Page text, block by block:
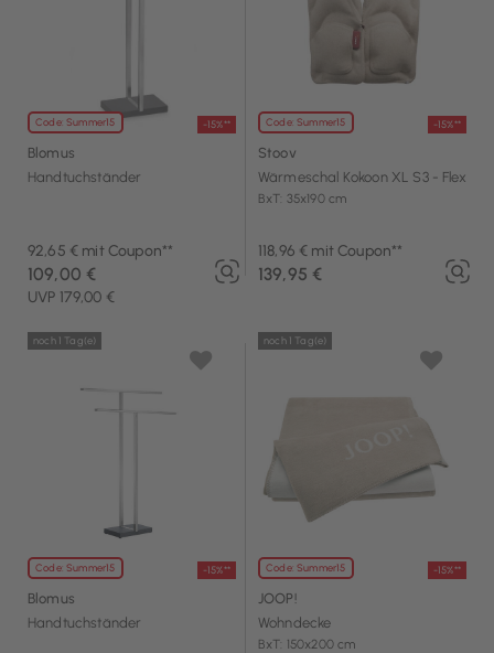
Code: Summer15 -15%**
Blomus
Handtuchständer
92,65 € mit Coupon**
UVP 179,00 €
109,00 €
Code: Summer15 -15%**
Stoov
Wärmeschal Kokoon XL S3 - Flex
BxT: 35x190 cm
118,96 € mit Coupon**
139,95 €
Code: Summer15 -15%**
noch 1 Tag(e)
Blomus
Handtuchständer
Code: Summer15 -15%**
noch 1 Tag(e)
JOOP!
Wohndecke
BxT: 150x200 cm